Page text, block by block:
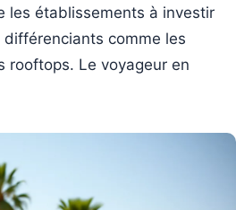
les établissements à investir
comme les
rooftops. Le voyageur en